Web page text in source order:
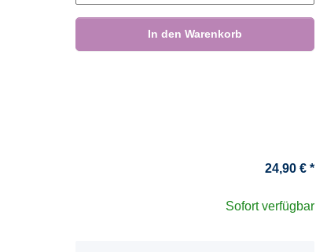
In den Warenkorb
24,90 € *
Sofort verfügbar